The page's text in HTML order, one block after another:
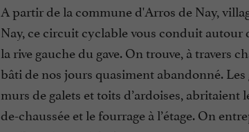
A partir de la commune d'Arros de Nay,
Nay, ce circuit cyclable vous conduit autour
la rive gauche du gave. On trouve, à travers
bâti de nos jours quasiment abandonné. Les
murs de galets et toits d’ardoises, abritaient
de-chaussée et le fourrage à l’étage. On